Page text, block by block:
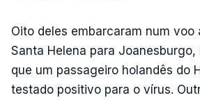
Oito deles embarcaram num voo
Santa Helena para
que um passageiro holandês do
testado positivo para o vírus.